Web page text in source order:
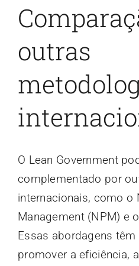
outras
O Lean Government
complementado por
internacionais, como o
Management (NPM) e
Essas abordagens
promover a eficiência,